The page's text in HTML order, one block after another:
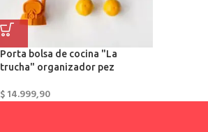
Porta bolsa de cocina "La
trucha" organizador pez
$14.999,90